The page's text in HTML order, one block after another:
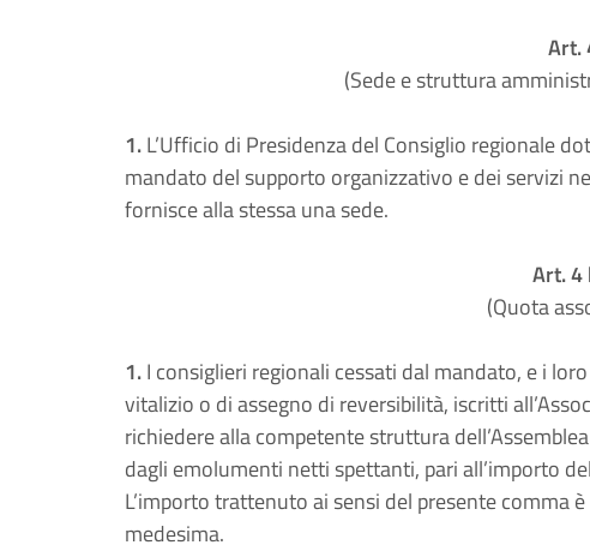
Art.
(Sede e struttura
1.L’Ufficio di Presidenza del Consiglio regionale
mandato del supporto organizzativo e dei servizi
fornisce alla stessa una sede.
Art. 4
(Quota
1.I consiglieri regionali cessati dal mandato, e i
vitalizio o di assegno di reversibilità, iscritti
richiedere alla competente struttura
dagli emolumenti netti spettanti, pari all’importo
L’importo trattenuto ai sensi del presente comma
medesima.